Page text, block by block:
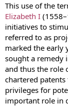
This use of the
Elizabeth I
initiatives to
referred to as
marked the early
sought a remedy
and thus the role
chartered
privileges for
important role in